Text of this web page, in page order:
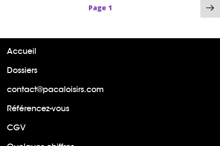
Page 1
Accueil
Dossiers
contact@pacaloisirs.com
Référencez-vous
CGV